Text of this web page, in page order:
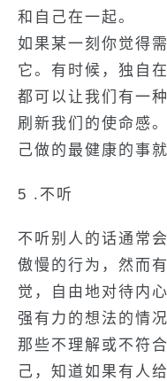
和自己在一起。
如果某一刻你觉得
它。有时候，独自
都可以让我们有一
刷新我们的使命感
己做的最健康的事
5 .不听
不听别人的话通常
傲慢的行为，然而
觉，自由地对待内
强有力的想法的情
那些不理解或不符
己，知道如果有人